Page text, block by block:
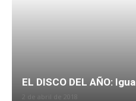
EL DISCO DEL AÑO: